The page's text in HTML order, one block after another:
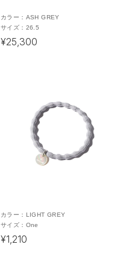
カラー： ASH GREY
サイズ： 26.5
¥25,300
カラー： LIGHT GREY
サイズ： One
¥1,210